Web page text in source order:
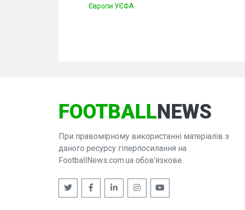
Європи УЄФА
FOOTBALLNEWS
При правомірному використанні матеріалів з
даного ресурсу гіперпосилання на
FootballNews.com.ua обов'язкове.